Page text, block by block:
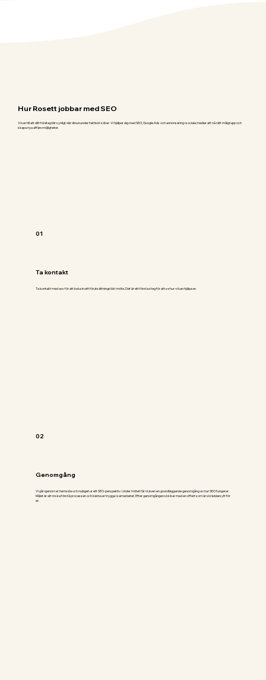
Hur Rosett jobbar med SEO
Vi ser till att ditt företag blir synligt där dina kunder faktiskt söker. Vi hjälper dig med SEO, Google Ads och annonsering i sociala medier att nå rätt målgrupp och
skapa nya affärsmöjligheter.
01
Ta kontakt
Ta kontakt med oss för att boka in ett förutsättningslöst möte. Det är ett första steg för att se hur vi kan hjälpa er.
02
Genomgång
Vi går igenom er hemsida och nuläget ur ett SEO-perspektiv. Under mötet får ni även en grundläggande genomgång av hur SEO fungerar.
Målet är att ni ska förstå processen och känna er trygga i samarbetet. Efter genomgången skickar med en offert som är skräddarsytt för
er.